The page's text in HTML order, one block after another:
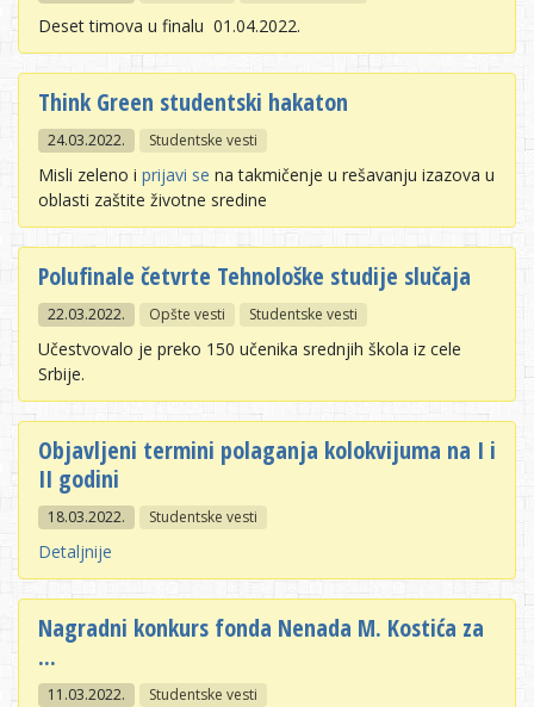
Deset timova u finalu 01.04.2022.
Think Green studentski hakaton
24.03.2022. Studentske vesti
Misli zeleno i prijavi se na takmičenje u rešavanju izazova u
oblasti zaštite životne sredine
Polufinale četvrte Tehnološke studije slučaja
22.03.2022. Opšte vesti Studentske vesti
Učestvovalo je preko 150 učenika srednjih škola iz cele
Srbije.
Objavljeni termini polaganja kolokvijuma na I i
II godini
18.03.2022. Studentske vesti
Detaljnije
Nagradni konkurs fonda Nenada M. Kostića za
...
11.03.2022. Studentske vesti